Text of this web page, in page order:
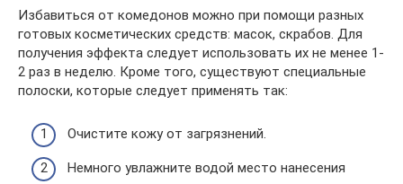
Избавиться от комедонов можно при помощи разных
готовых косметических средств: масок, скрабов. Для
получения эффекта следует использовать их не менее 1-
2 раз в неделю. Кроме того, существуют специальные
полоски, которые следует применять так:
Очистите кожу от загрязнений.
Немного увлажните водой место нанесения